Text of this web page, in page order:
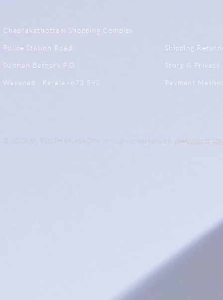
Cheerakathottam Shopping Complex
Police Station Road,
Sulthan Bathery.P.O
Wayanad , Kerala -673 592
Store & Privacy
Payment
© 2026 by PUSTHAKASADYA Proudly created with WebWorld